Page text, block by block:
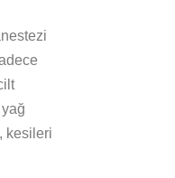
kesileri